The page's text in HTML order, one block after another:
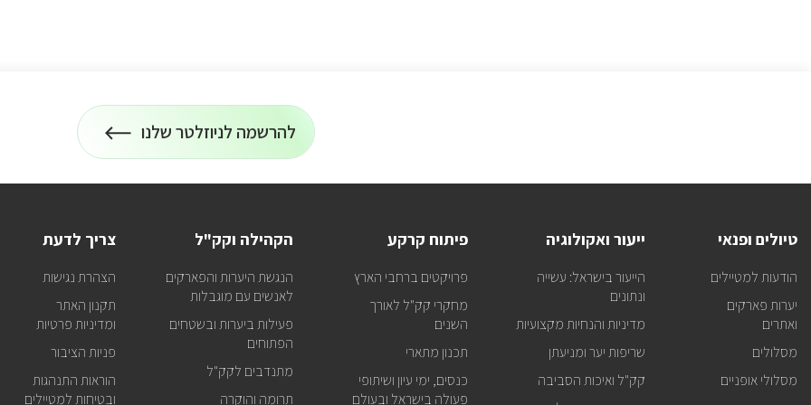
הרשמה
לניוזלטר
להרשמה לניוזלטר שלנו
על
כל
ופעילויות
קק"ל
במייל
טיולים ופנאי
הודעות למטיילים
יערות פארקים
ואתרים
מסלולים
מסלולי אופניים
ייעור ואקולוגיה
הייעור בישראל: עשייה
ונתונים
מדיניות והנחיות מקצועיות
שריפות יער ומניעתן
קק"ל ואיכות הסביבה
פיתוח קרקע
פרויקטים ברחבי הארץ
מחקרי קק"ל לאורך
השנים
תכנון מתארי
כנסים, ימי עיון ושיתופי
פעולה בישראל ובעולם
הקהילה וקק"ל
הנגשת היערות והפארקים
לאנשים עם מוגבלות
פעילות ביערות ובשטחים
הפתוחים
מתנדבים לקק"ל
תרומה והוקרה
צריך לדעת
הצהרת נגישות
תקנון האתר
ומדיניות פרטיות
פניות הציבור
הוראות התנהגות
ובטיחות למטיילים